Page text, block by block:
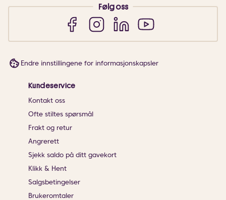
Følg oss
Endre innstillingene for informasjonskapsler
Kundeservice
Kontakt oss
Ofte stiltes spørsmål
Frakt og retur
Angrerett
Sjekk saldo på ditt gavekort
Klikk & Hent
Salgsbetingelser
Brukeromtaler